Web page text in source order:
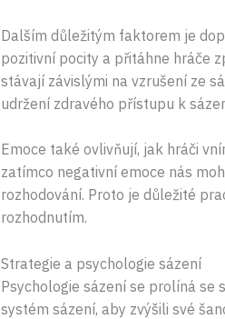
Dalším důležitým faktorem je
pozitivní pocity a přitáhne hráče
stávají závislými na vzrušení ze
udržení zdravého přístupu k
Emoce také ovlivňují, jak hráči
zatímco negativní emoce nás
rozhodování. Proto je důležité
rozhodnutím.
Strategie a psychologie sázení
Psychologie sázení se prolíná se
systém sázení, aby zvýšili své